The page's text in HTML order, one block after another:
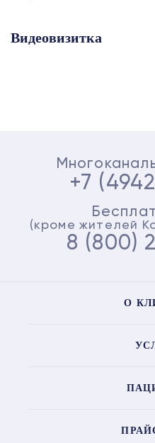
Видеовизитка
+7
(кроме жителей
8 (800)
О